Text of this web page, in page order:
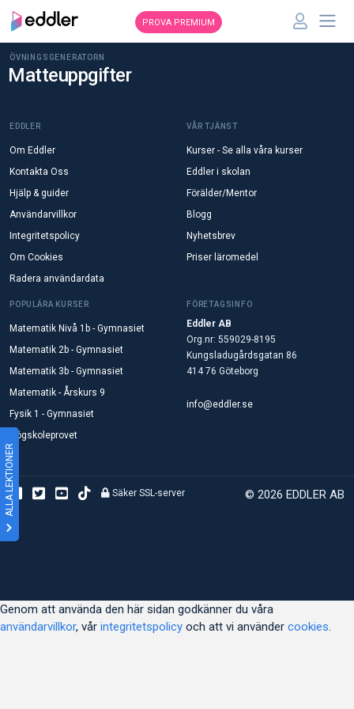
ALLA LEKTIONER
PROVA PREMIUM
ÖVNINGSGENERATORN
Matteuppgifter
EDDLER
Om Eddler
Kontakta Oss
Hjälp & guider
Användarvillkor
Integritetspolicy
Om Cookies
Radera användardata
VÅR TJÄNST
Kurser - Se alla våra kurser
Eddler i skolan
Förälder/Mentor
Blogg
Nyhetsbrev
Priser läromedel
POPULÄRA KURSER
Matematik Nivå 1b - Gymnasiet
Matematik 2b - Gymnasiet
Matematik 3b - Gymnasiet
Matematik - Årskurs 9
Fysik 1 - Gymnasiet
Högskoleprovet
FÖRETAGSINFO
Eddler AB
Org.nr: 559029-8195
Kungsladugårdsgatan 86
414 76 Göteborg
info@eddler.se
© 2026 EDDLER AB
Säker SSL-server
Genom att använda den här sidan godkänner du våra
användarvillkor, vår integritetspolicy och att vi använder cookies.